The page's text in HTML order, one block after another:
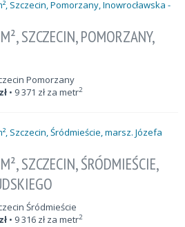
SZCZECIN, POMORZANY,
Pomorzany
zł • 9 371 zł za metr2
SZCZECIN, ŚRÓDMIEŚCIE,
Śródmieście
zł • 9 316 zł za metr2